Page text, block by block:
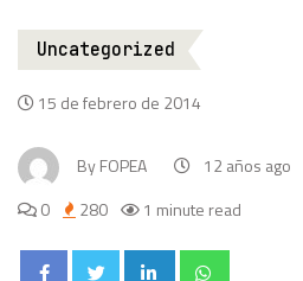
Uncategorized
15 de febrero de 2014
ByFOPEA
12 años ago
0
280 1 minute read